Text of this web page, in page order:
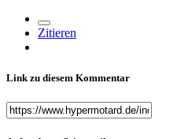
Zitieren
Link zu diesem Kommentar